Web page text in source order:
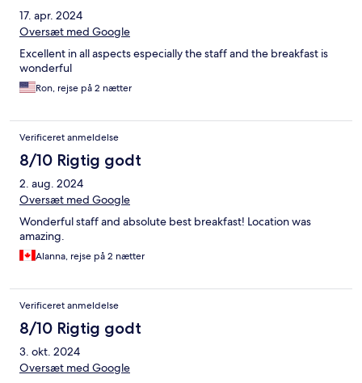
17. apr. 2024
Oversæt med Google
Excellent in all aspects especially the staff and the breakfast is
wonderful
Ron, rejse på 2 nætter
Verificeret anmeldelse
8/10 Rigtig godt
2. aug. 2024
Oversæt med Google
Wonderful staff and absolute best breakfast! Location was
amazing.
Alanna, rejse på 2 nætter
Verificeret anmeldelse
8/10 Rigtig godt
3. okt. 2024
Oversæt med Google